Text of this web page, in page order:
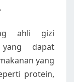
ahli gizi
dapat
yang
protein,